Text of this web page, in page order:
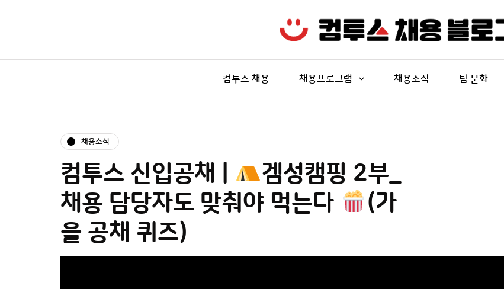
컴투스 채용 채용프로그램 채용소식 팀 문화
채용소식
컴투스 신입공채 |
겜성캠핑 2부_
채용 담당자도 맞춰야 먹는다
(가
을 공채 퀴즈)